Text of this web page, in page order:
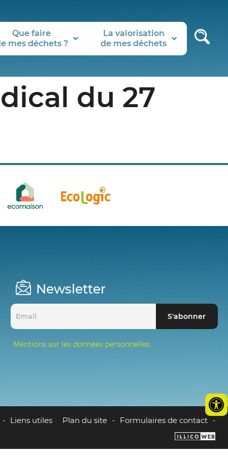
Que faire
mes déchets ?
La valorisation
de mes déchets
du 27
Newsletter
Mentions sur les données personnelles.
- Liens utiles Plan du site - Formulaires de contact -